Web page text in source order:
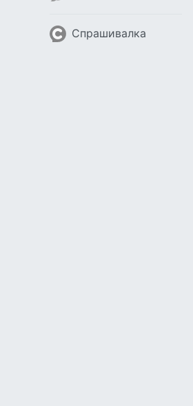
Спрашивалка